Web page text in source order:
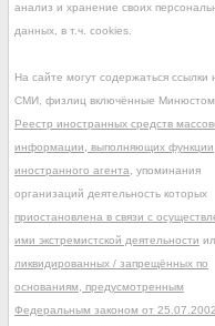
анализ и хранение своих
данных, в т.ч. cookies.
На сайте могут содержаться ссылки
СМИ, физлиц включённые
Реестр иностранных средств
информации, выполняющих функции
иностранного агента , упоминания
организаций деятельность которых
приостановлена в связи с
ими экстремистской деятельности
ликвидированных / запрещённых по
основаниям, предусмотренным
Федеральным законом от